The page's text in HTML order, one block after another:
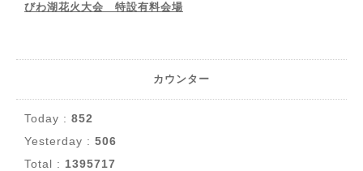
びわ湖花火大会 特設有料会場
カウンター
Today : 852
Yesterday : 506
Total : 1395717